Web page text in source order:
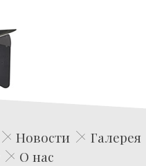
Edwin Film Agencja Aktorska
Новости
Галерея
О нас